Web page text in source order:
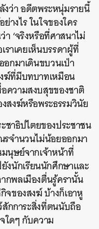
ว่า อดีตพระหนุ่มรายนี้
งไร ในใจของใคร
‘จริงหรือที่ศาสนาไม่
ราเคยเห็นบรรดาผู้ที่
กมาเดินขบวนเป่า
ฆ์ที่มีบทบาทเหมือน
ความสงบสุขของชาติ
สงฆ์หรือพระธรรมวินัย
ชาธิปไตยของประชาชน
รจำนวนไม่น้อยออกมา
นุษย์จากเจ้าหน้าที่
งนักเรียนนักศึกษาและ
กพลเมืองตื่นรู้ครานั้น
จของสงฆ์ บ้างก็เอาหู
สักการะสิ่งที่ตนนับถือ
ใดๆ กับความ